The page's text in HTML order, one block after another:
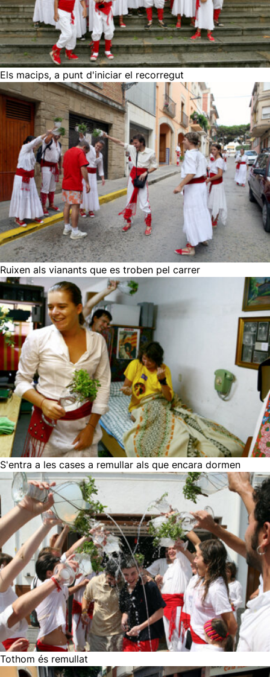
Els macips, a punt d'iniciar el recorregut
Ruixen als vianants que es troben pel carrer
S'entra a les cases a remullar als que encara dormen
Tothom és remullat